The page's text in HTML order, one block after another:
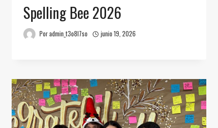
Spelling Bee 2026
Poradmin_t3o8l7so junio 19, 2026